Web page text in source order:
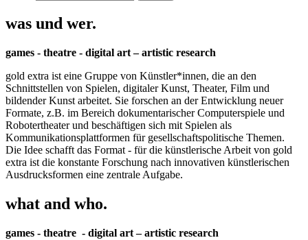
was und wer.
games - theatre - digital art – artistic research
gold extra ist eine Gruppe von Künstler*innen, die an den
Schnittstellen von Spielen, digitaler Kunst, Theater, Film und
bildender Kunst arbeitet. Sie forschen an der Entwicklung neuer
Formate, z.B. im Bereich dokumentarischer Computerspiele und
Robotertheater und beschäftigen sich mit Spielen als
Kommunikationsplattformen für gesellschaftspolitische Themen.
Die Idee schafft das Format - für die künstlerische Arbeit von gold
extra ist die konstante Forschung nach innovativen künstlerischen
Ausdrucksformen eine zentrale Aufgabe.
what and who.
games - theatre - digital art – artistic research